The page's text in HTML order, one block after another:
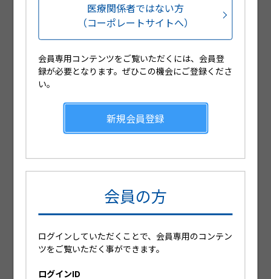
Web講演会や製品説明会のLive配信
が視聴可能です
日々の診療に役立つ動画コンテンツが
医療関係者ではない方
（コーポレートサイトへ）
会員専用コンテンツをご覧いただくには、会員登
録が必要となります。ぜひこの機会にご登録くださ
い。
新規会員登録
会員の方
ログインしていただくことで、会員専用のコンテン
ツをご覧いただく事ができます。
ログインID